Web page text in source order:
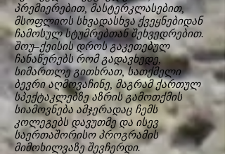
პრემიერებით, მასტერკლასებით,
მსოფლიოს სხვადასხვა ქვეყნებიდან
ჩამოსულ სტუმრებთან შეხვედრებით.
შოუ–ქეისის დროს გაკეთებულ
ჩანაწერებს რომ გადავხედე,
სიმართლე გითხრათ, სათქმელი
ბევრი აღმოვაჩინე, მაგრამ ქართულ
სპექტაკლებზე აზრის გამოთქმის
სიამოვნება ამჯერადაც ჩემს
კოლეგებს დავუთმე და ისევ
საერთაშორისო პროგრამის
მიმოხილვაზე შევჩერდი.